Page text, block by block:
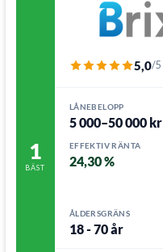
1
BÄST
5,0/5
LÅNEBELOPP
5 000–50 000 kr
EFFEKTIV RÄNTA
24,30 %
ÅLDERSGRÄNS
18 - 70 år